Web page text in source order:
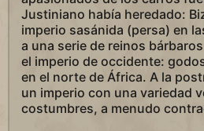
Justiniano había heredado:
imperio sasánida (persa) en
a una serie de reinos
el imperio de occidente:
en el norte de África. A la
un imperio con una variedad
costumbres, a menudo